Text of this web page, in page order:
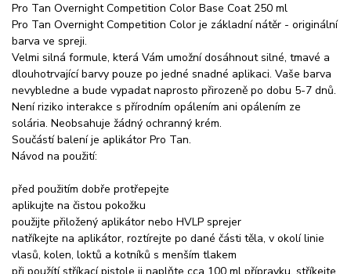
Pro Tan Overnight Competition Color Base Coat 250 ml
Pro Tan Overnight Competition Color je základní nátěr - originální
barva ve spreji.
Velmi silná formule, která Vám umožní dosáhnout silné, tmavé a
dlouhotrvající barvy pouze po jedné snadné aplikaci. Vaše barva
nevybledne a bude vypadat naprosto přirozeně po dobu 5-7 dnů.
Není riziko interakce s přírodním opálením ani opálením ze
solária. Neobsahuje žádný ochranný krém.
Součástí balení je aplikátor Pro Tan.
Návod na použití:
před použitím dobře protřepejte
aplikujte na čistou pokožku
použijte přiložený aplikátor nebo HVLP sprejer
natříkejte na aplikátor, roztírejte po dané části těla, v okolí linie
vlasů, kolen, loktů a kotníků s menším tlakem